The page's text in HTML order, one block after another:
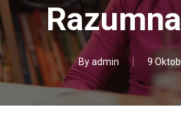
Byadmin 9